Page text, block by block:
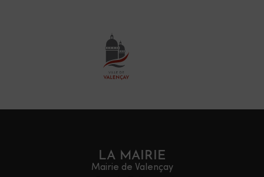
LA MAIRIE
Mairie de Valençay